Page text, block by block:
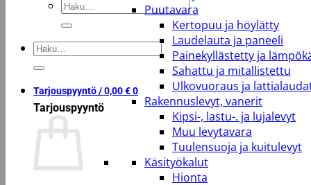
Etsi:
Etsi:
Tarjouspyyntö /0,00€0
Tarjouspyyntö
Puutavara
Kertopuu ja höylätty
Laudelauta ja paneeli
Painekyllästetty ja
Sahattu ja mitallistettu
Ulkovuoraus ja
Rakennuslevyt, vanerit
Kipsi-, lastu-. ja lujalevyt
Muu levytavara
Tuulensuoja ja kuitulevyt
Käsityökalut
Hionta